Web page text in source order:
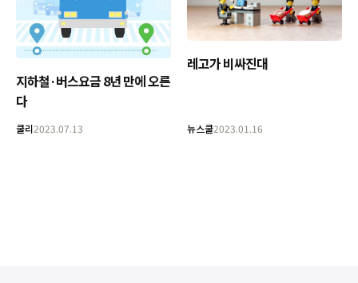
지하철·버스요금 8년 만에 오른
다
쿨리2023.07.13
레고가 비싸진대
뉴스쿨2023.01.16